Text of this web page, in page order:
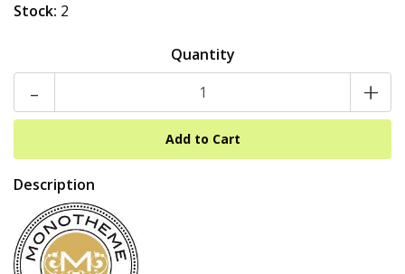
Stock: 2
Quantity
- +
Description